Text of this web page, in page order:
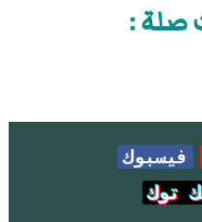
صلة :
فيسبوك
توك